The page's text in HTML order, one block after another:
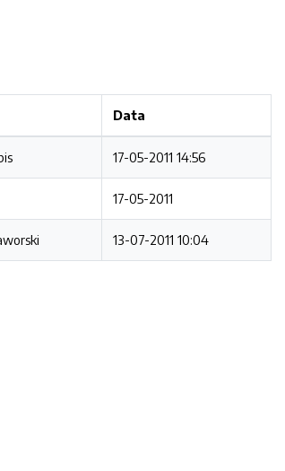
Data
17-05-2011 14:56
17-05-2011
13-07-2011 10:04